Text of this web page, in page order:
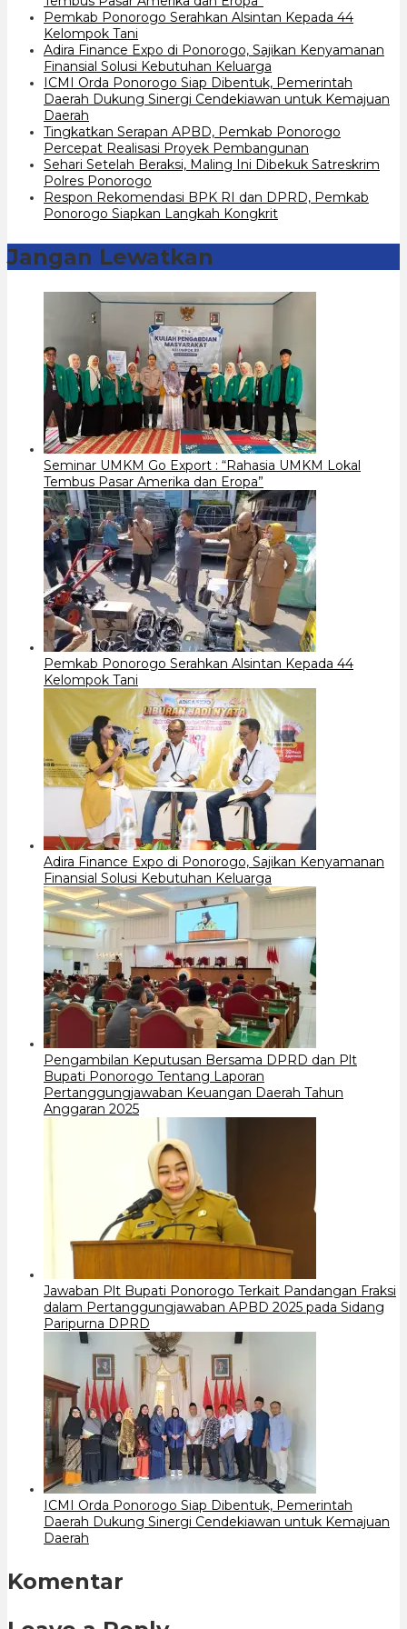
Pemkab Ponorogo Serahkan Alsintan Kepada 44
Kelompok Tani
Adira Finance Expo di Ponorogo, Sajikan Kenyamanan
Finansial Solusi Kebutuhan Keluarga
ICMI Orda Ponorogo Siap Dibentuk, Pemerintah
Daerah Dukung Sinergi Cendekiawan untuk Kemajuan
Daerah
Tingkatkan Serapan APBD, Pemkab Ponorogo
Percepat Realisasi Proyek Pembangunan
Sehari Setelah Beraksi, Maling Ini Dibekuk Satreskrim
Polres Ponorogo
Respon Rekomendasi BPK RI dan DPRD, Pemkab
Ponorogo Siapkan Langkah Kongkrit
Jangan Lewatkan
Seminar UMKM Go Export : “Rahasia UMKM Lokal
Tembus Pasar Amerika dan Eropa”
Pemkab Ponorogo Serahkan Alsintan Kepada 44
Kelompok Tani
Adira Finance Expo di Ponorogo, Sajikan Kenyamanan
Finansial Solusi Kebutuhan Keluarga
Pengambilan Keputusan Bersama DPRD dan Plt
Bupati Ponorogo Tentang Laporan
Pertanggungjawaban Keuangan Daerah Tahun
Anggaran 2025
Jawaban Plt Bupati Ponorogo Terkait Pandangan Fraksi
dalam Pertanggungjawaban APBD 2025 pada Sidang
Paripurna DPRD
ICMI Orda Ponorogo Siap Dibentuk, Pemerintah
Daerah Dukung Sinergi Cendekiawan untuk Kemajuan
Daerah
Komentar